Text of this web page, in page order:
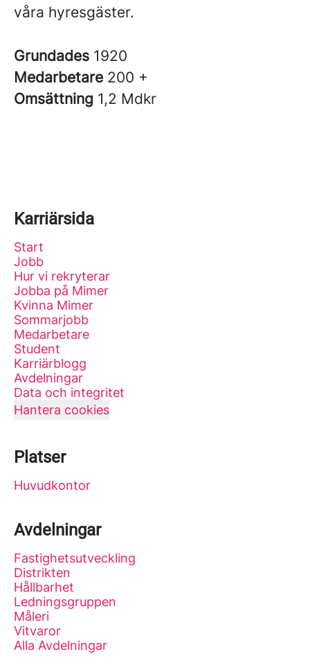
våra hyresgäster.
Grundades 1920
Medarbetare 200 +
Omsättning 1,2 Mdkr
Karriärsida
Start
Jobb
Hur vi rekryterar
Jobba på Mimer
Kvinna Mimer
Sommarjobb
Medarbetare
Student
Karriärblogg
Avdelningar
Data och integritet
Hantera cookies
Platser
Huvudkontor
Avdelningar
Fastighetsutveckling
Distrikten
Hållbarhet
Ledningsgruppen
Måleri
Vitvaror
Alla Avdelningar